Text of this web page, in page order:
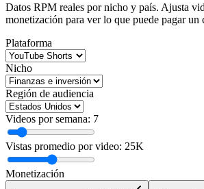
Datos RPM reales por nicho y país. Ajusta
monetización para ver lo que puede pagar un
Plataforma
Nicho
Región de audiencia
Videos por semana: 7
Vistas promedio por video: 25K
Monetización